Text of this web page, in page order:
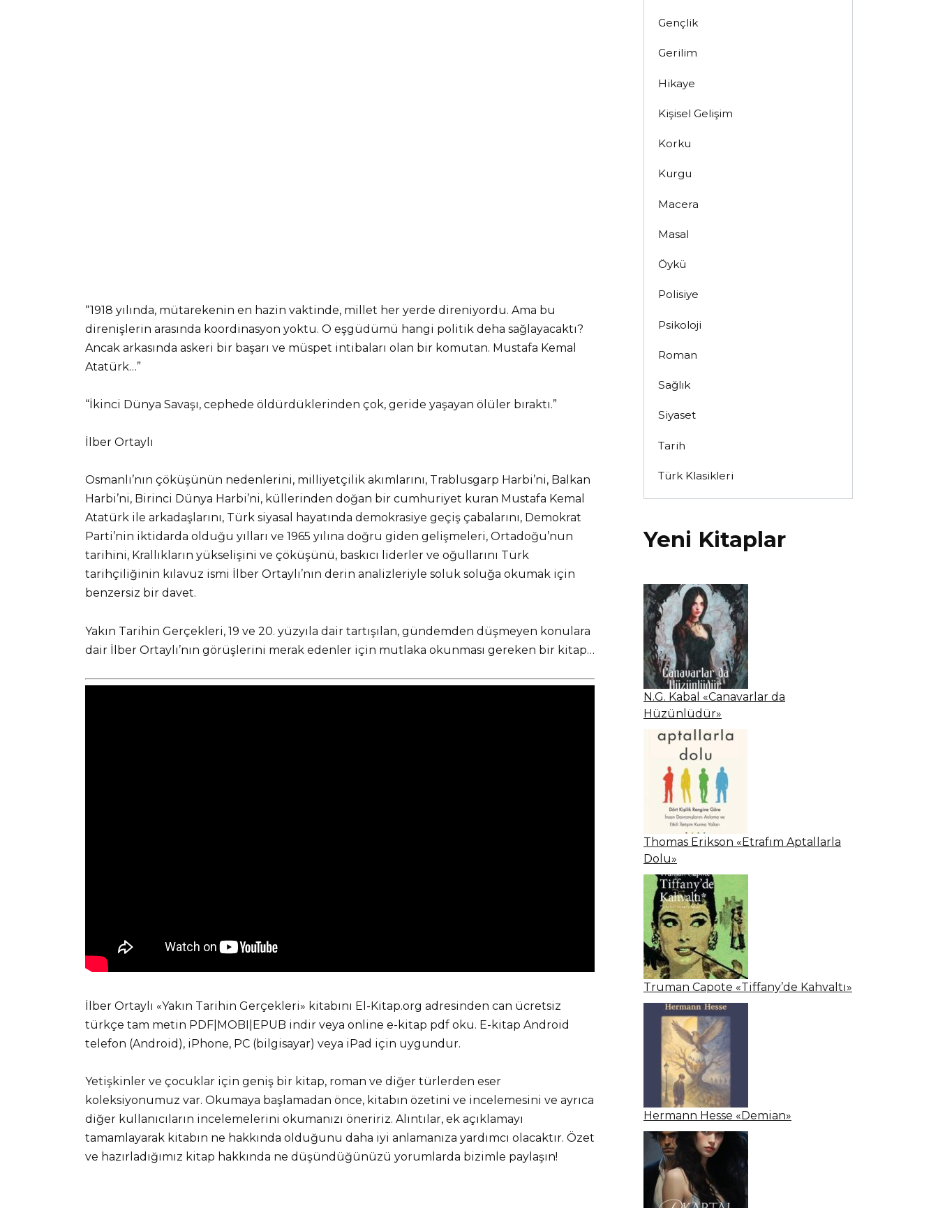
“1918 yılında, mütarekenin en hazin vaktinde, millet her yerde direniyordu. Ama bu
direnişlerin arasında koordinasyon yoktu. O eşgüdümü hangi politik deha sağlayacaktı?
Ancak arkasında askeri bir başarı ve müspet intibaları olan bir komutan. Mustafa Kemal
Atatürk…”
“İkinci Dünya Savaşı, cephede öldürdüklerinden çok, geride yaşayan ölüler bıraktı.”
İlber Ortaylı
Osmanlı’nın çöküşünün nedenlerini, milliyetçilik akımlarını, Trablusgarp Harbi’ni, Balkan
Harbi’ni, Birinci Dünya Harbi’ni, küllerinden doğan bir cumhuriyet kuran Mustafa Kemal
Atatürk ile arkadaşlarını, Türk siyasal hayatında demokrasiye geçiş çabalarını, Demokrat
Parti’nin iktidarda olduğu yılları ve 1965 yılına doğru giden gelişmeleri, Ortadoğu’nun
tarihini, Krallıkların yükselişini ve çöküşünü, baskıcı liderler ve oğullarını Türk
tarihçiliğinin kılavuz ismi İlber Ortaylı’nın derin analizleriyle soluk soluğa okumak için
benzersiz bir davet.
Yakın Tarihin Gerçekleri, 19 ve 20. yüzyıla dair tartışılan, gündemden düşmeyen konulara
dair İlber Ortaylı’nın görüşlerini merak edenler için mutlaka okunması gereken bir kitap…
İlber Ortaylı «Yakın Tarihin Gerçekleri» kitabını El-Kitap.org adresinden can ücretsiz
türkçe tam metin PDF|MOBI|EPUB indir veya online e-kitap pdf oku. E-kitap Android
telefon (Android), iPhone, PC (bilgisayar) veya iPad için uygundur.
Yetişkinler ve çocuklar için geniş bir kitap, roman ve diğer türlerden eser
koleksiyonumuz var. Okumaya başlamadan önce, kitabın özetini ve incelemesini ve ayrıca
diğer kullanıcıların incelemelerini okumanızı öneririz. Alıntılar, ek açıklamayı
tamamlayarak kitabın ne hakkında olduğunu daha iyi anlamanıza yardımcı olacaktır. Özet
ve hazırladığımız kitap hakkında ne düşündüğünüzü yorumlarda bizimle paylaşın!
Gençlik
Gerilim
Hikaye
Kişisel Gelişim
Korku
Kurgu
Macera
Masal
Öykü
Polisiye
Psikoloji
Roman
Sağlık
Siyaset
Tarih
Türk Klasikleri
Yeni Kitaplar
N.G. Kabal «Canavarlar da
Hüzünlüdür»
Thomas Erikson «Etrafım Aptallarla
Dolu»
Truman Capote «Tiffany’de Kahvaltı»
Hermann Hesse «Demian»